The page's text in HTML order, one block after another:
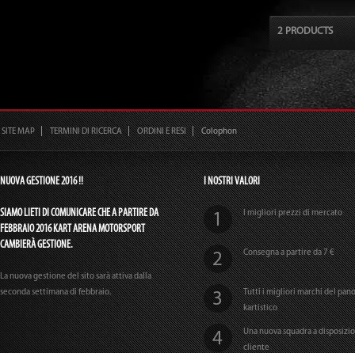
2 PRODUCTS
SITE MAP TERMINI DI RICERCA ORDINI E RESI Colophon
NUOVA GESTIONE 2016 !!
SIAMO LIETI DI COMUNICARE CHE A PARTIRE DA
FEBBRAIO 2016 KART ARENA MOTORSPORT
CAMBIERÀ GESTIONE.
La nuova gestione del sito sarà attiva dalla
seconda settimana di febbraio.
I NOSTRI VALORI
I migliori prezzi di mercato
Consegna a partire da 7 €
Tutti i migliori marchi del
kartistico
Una nuova squadra a
cliente